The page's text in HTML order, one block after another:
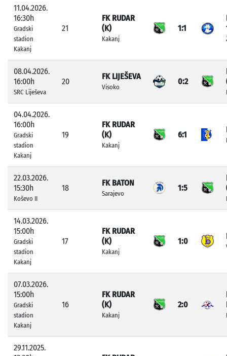
11.04.2026.
16:30h
Gradski
stadion
Kakanj
21
FK RUDAR
(K)
Kakanj
1:1
08.04.2026.
16:00h
SRC Liješeva
20
FK LIJEŠEVA
Visoko
0:2
04.04.2026.
16:00h
Gradski
stadion
Kakanj
19
FK RUDAR
(K)
Kakanj
6:1
22.03.2026.
15:30h
Koševo II
18
FK BATON
Sarajevo
1:5
14.03.2026.
15:00h
Gradski
stadion
Kakanj
17
FK RUDAR
(K)
Kakanj
1:0
07.03.2026.
15:00h
Gradski
stadion
Kakanj
16
FK RUDAR
(K)
Kakanj
2:0
29.11.2025.